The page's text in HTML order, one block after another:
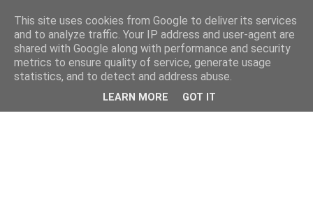
This site uses cookies from Google to deliver its services
and to analyze traffic. Your IP address and user-agent are
shared with Google along with performance and security
metrics to ensure quality of service, generate usage
statistics, and to detect and address abuse.
LEARN MORE GOT IT